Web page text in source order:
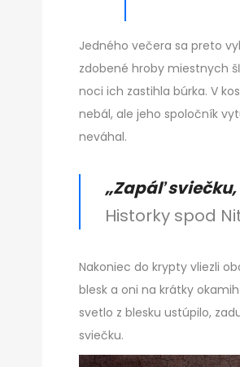
Jedného večera sa preto
zdobené hroby miestnych
noci ich zastihla búrka. V
nebál, ale jeho spoločník
neváhal.
„Zapáľ
Historky spod
Nakoniec do krypty vliezli
blesk a oni na krátky
svetlo z blesku ustúpilo,
sviečku.